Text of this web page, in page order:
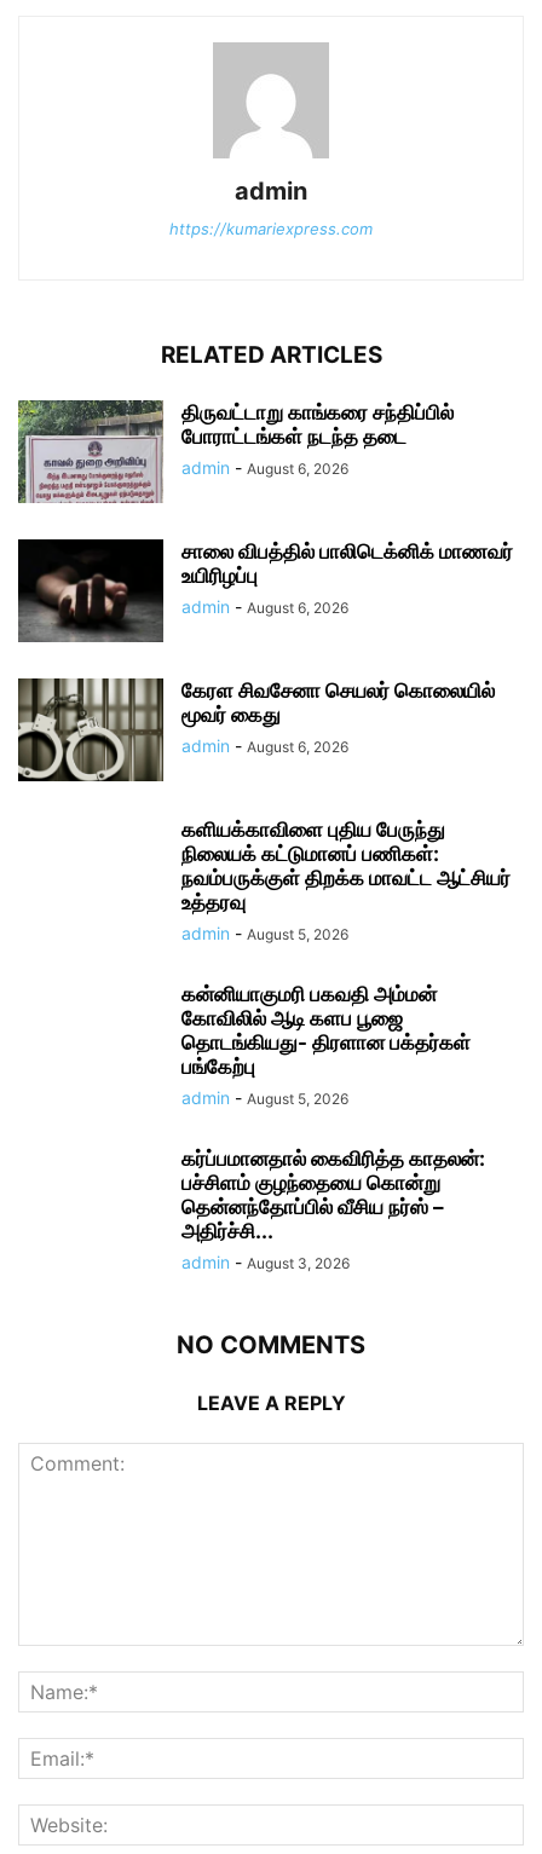
admin
https://kumariexpress.com
RELATED ARTICLES
திருவட்டாறு காங்கரை சந்திப்பில்
போராட்டங்கள் நடந்த தடை
admin - August 6, 2026
சாலை விபத்தில் பாலிடெக்னிக் மாணவர்
உயிரிழப்பு
admin - August 6, 2026
கேரள சிவசேனா செயலர் கொலையில்
மூவர் கைது
admin - August 6, 2026
களியக்காவிளை புதிய பேருந்து
நிலையக் கட்டுமானப் பணிகள்:
நவம்பருக்குள் திறக்க மாவட்ட ஆட்சியர்
உத்தரவு
admin - August 5, 2026
கன்னியாகுமரி பகவதி அம்மன்
கோவிலில் ஆடி களப பூஜை
தொடங்கியது- திரளான பக்தர்கள்
பங்கேற்பு
admin - August 5, 2026
கர்ப்பமானதால் கைவிரித்த காதலன்:
பச்சிளம் குழந்தையை கொன்று
தென்னந்தோப்பில் வீசிய நர்ஸ் –
அதிர்ச்சி...
admin - August 3, 2026
NO COMMENTS
LEAVE A REPLY